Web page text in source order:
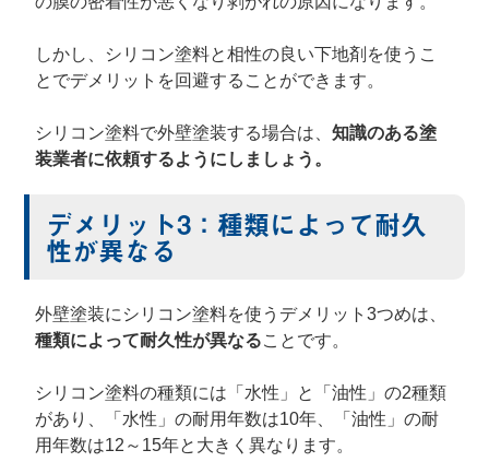
しかし、シリコン塗料と相性の良い下地剤を使うこ
とでデメリットを回避することができます。
シリコン塗料で外壁塗装する場合は、知識のある塗
装業者に依頼するようにしましょう。
デメリット3：種類によって耐久
性が異なる
外壁塗装にシリコン塗料を使うデメリット3つめは、
種類によって耐久性が異なることです。
シリコン塗料の種類には「水性」と「油性」の2種類
があり、「水性」の耐用年数は10年、「油性」の耐
用年数は12～15年と大きく異なります。